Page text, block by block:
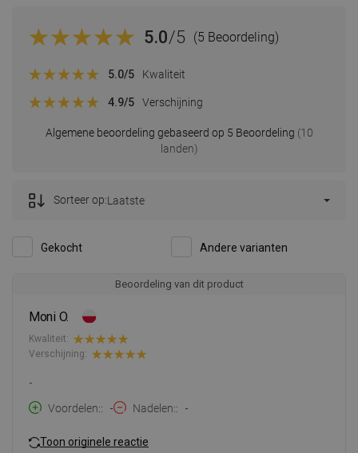
5.0/5 (5 Beoordeling)
Algemene beoordeling gebaseerd op 5 Beoordeling (10
landen)
5.0/5 Kwaliteit
4.9/5 Verschijning
Gekocht Andere varianten
Sorteer op:Laatste
Beoordeling van dit product
Moni O.
Kwaliteit:
Verschijning:
-
Voordelen:
- Nadelen: -
Toon originele reactie